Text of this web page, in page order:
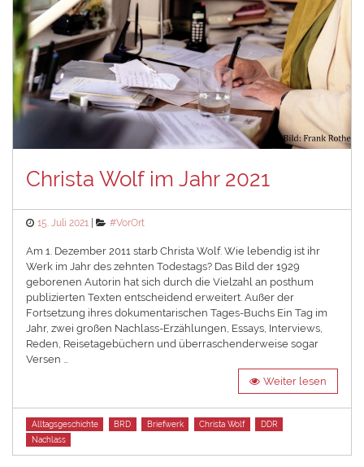
Christa Wolf im Jahr 2021
Posted
15. Juli 2021 Categories
#VorOrt
Am 1. Dezember 2011 starb Christa Wolf. Wie lebendig ist ihr
Werk im Jahr des zehnten Todestags? Das Bild der 1929
geborenen Autorin hat sich durch die Vielzahl an posthum
publizierten Texten entscheidend erweitert. Außer der
Fortsetzung ihres dokumentarischen Tages-Buchs Ein Tag im
Jahr, zwei großen Nachlass-Erzählungen, Essays, Interviews,
Reden, Reisetagebüchern und überraschenderweise sogar
Versen …
Weiter lesen
Tags
Alltagsgeschichte BRD Briefwerk Christa Wolf
DDR
Nachlass